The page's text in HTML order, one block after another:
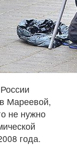
Мареевой,
не нужно
года.